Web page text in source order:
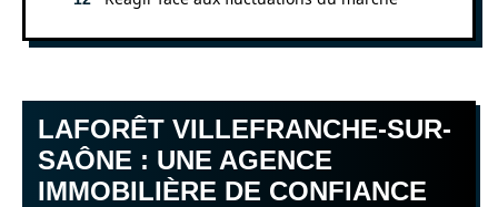
LAFORÊT VILLEFRANCHE-SUR-
SAÔNE : UNE AGENCE
IMMOBILIÈRE DE CONFIANCE